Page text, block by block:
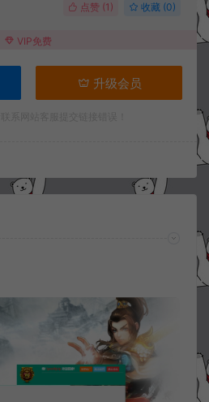
点赞 (1 ) 收藏 (0)
VIP免费
升级会员